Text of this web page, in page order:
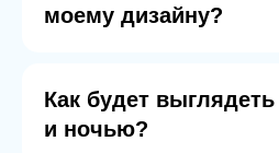
моему дизайну?
Как будет
и ночью?